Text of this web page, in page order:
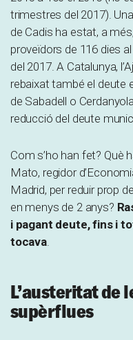
trimestres del 2017).
de Cadis ha estat, a
proveïdors de 116 dies
del 2017. A Catalunya,
rebaixat també el deute
de Sabadell o
reducció del deute
Com s’ho han fet? Què
Mato, regidor
Madrid, per reduir prop
en menys de 2 anys?
i pagant deute, fins i
tocava.
L’austeritat de
supèrflues